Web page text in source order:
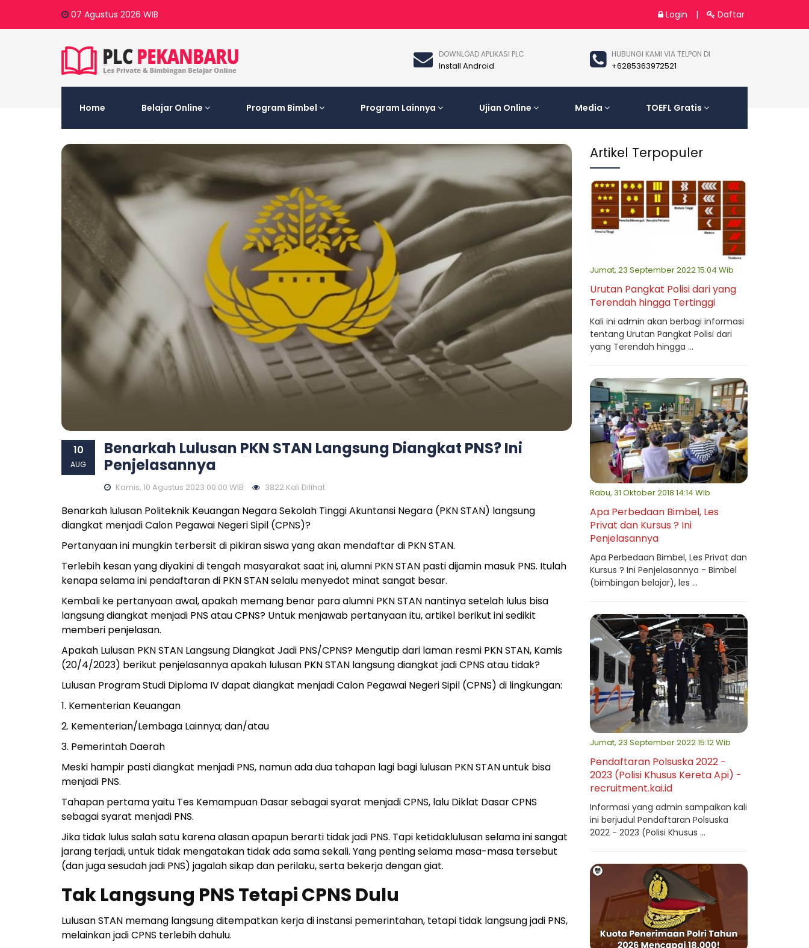
07 Agustus 2026 WIB Login | Daftar
HUBUNGI KAMI VIA TELPON DI
+6285363972521
DOWNLOAD APLIKASI PLC
Install Android
Home Belajar Online Program Bimbel Program Lainnya Ujian Online Media TOEFL Gratis
10
AUG
Benarkah Lulusan PKN STAN Langsung Diangkat PNS? Ini
Penjelasannya
Kamis, 10 Agustus 2023 00:00 WIB 3822 Kali Dilihat
Benarkah lulusan Politeknik Keuangan Negara Sekolah Tinggi Akuntansi Negara (PKN STAN) langsung
diangkat menjadi Calon Pegawai Negeri Sipil (CPNS)?
Pertanyaan ini mungkin terbersit di pikiran siswa yang akan mendaftar di PKN STAN.
Terlebih kesan yang diyakini di tengah masyarakat saat ini, alumni PKN STAN pasti dijamin masuk PNS. Itulah
kenapa selama ini pendaftaran di PKN STAN selalu menyedot minat sangat besar.
Kembali ke pertanyaan awal, apakah memang benar para alumni PKN STAN nantinya setelah lulus bisa
langsung diangkat menjadi PNS atau CPNS? Untuk menjawab pertanyaan itu, artikel berikut ini sedikit
memberi penjelasan.
Apakah Lulusan PKN STAN Langsung Diangkat Jadi PNS/CPNS? Mengutip dari laman resmi PKN STAN, Kamis
(20/4/2023) berikut penjelasannya apakah lulusan PKN STAN langsung diangkat jadi CPNS atau tidak?
Lulusan Program Studi Diploma IV dapat diangkat menjadi Calon Pegawai Negeri Sipil (CPNS) di lingkungan:
1. Kementerian Keuangan
2. Kementerian/Lembaga Lainnya; dan/atau
3. Pemerintah Daerah
Meski hampir pasti diangkat menjadi PNS, namun ada dua tahapan lagi bagi lulusan PKN STAN untuk bisa
menjadi PNS.
Tahapan pertama yaitu Tes Kemampuan Dasar sebagai syarat menjadi CPNS, lalu Diklat Dasar CPNS
sebagai syarat menjadi PNS.
Jika tidak lulus salah satu karena alasan apapun berarti tidak jadi PNS. Tapi ketidaklulusan selama ini sangat
jarang terjadi, untuk tidak mengatakan tidak ada sama sekali. Yang penting selama masa-masa tersebut
(dan juga sesudah jadi PNS) jagalah sikap dan perilaku, serta bekerja dengan giat.
Tak Langsung PNS Tetapi CPNS Dulu
Lulusan STAN memang langsung ditempatkan kerja di instansi pemerintahan, tetapi tidak langsung jadi PNS,
melainkan jadi CPNS terlebih dahulu.
Artikel Terpopuler
Jumat, 23 September 2022 15:04 Wib
Urutan Pangkat Polisi dari yang
Terendah hingga Tertinggi
Kali ini admin akan berbagi informasi
tentang Urutan Pangkat Polisi dari
yang Terendah hingga ...
Rabu, 31 Oktober 2018 14:14 Wib
Apa Perbedaan Bimbel, Les
Privat dan Kursus ? Ini
Penjelasannya
Apa Perbedaan Bimbel, Les Privat dan
Kursus ? Ini Penjelasannya - Bimbel
(bimbingan belajar), les ...
Jumat, 23 September 2022 15:12 Wib
Pendaftaran Polsuska 2022 -
2023 (Polisi Khusus Kereta Api) -
recruitment.kai.id
Informasi yang admin sampaikan kali
ini berjudul Pendaftaran Polsuska
2022 - 2023 (Polisi Khusus ...